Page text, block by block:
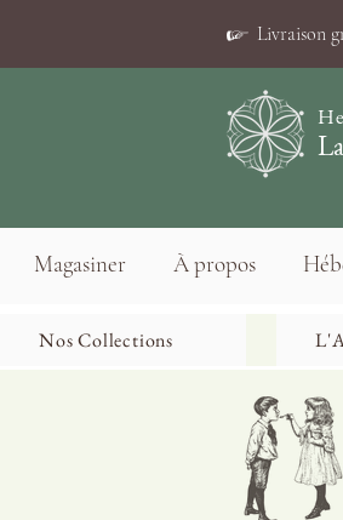
☞ Livraison
Magasiner À propos
Nos Collections